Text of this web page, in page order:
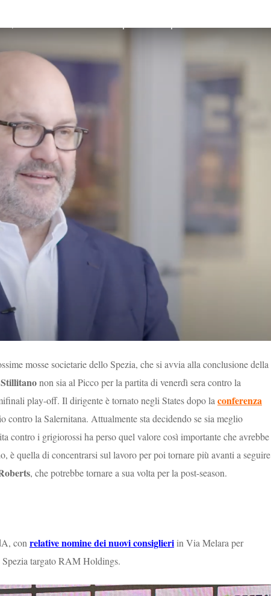
mosse societarie dello Spezia, che si avvia alla conclusione della
Stillitanonon sia al Picco per la partita di venerdì sera contro la
play-off. Il dirigente è tornato negli States dopo la conferenza
contro la Salernitana. Attualmente sta decidendo se sia meglio
contro i grigiorossi ha perso quel valore così importante che avrebbe
è quella di concentrarsi sul lavoro per poi tornare più avanti a seguire
, che potrebbe tornare a sua volta per la post-season.
conrelative nomine dei nuovi consiglieriin Via Melara per
targato RAM Holdings.